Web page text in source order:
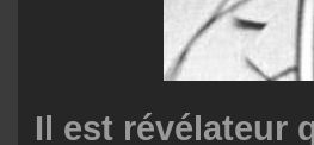
Il est révélateur